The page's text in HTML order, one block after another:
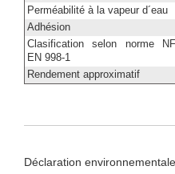
Perméabilité à la vapeur d´eau
Adhésion
Clasification selon norme NF
EN 998-1
Rendement approximatif
Déclaration